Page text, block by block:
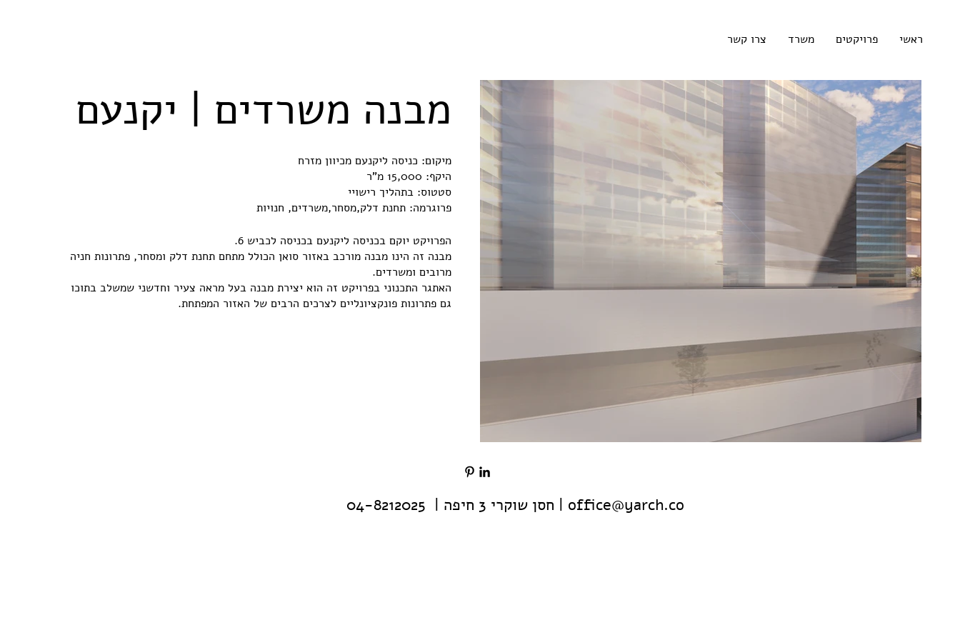
ראשי פרויקטים משרד צרו קשר
מבנה משרדים | יקנעם
מיקום: כניסה ליקנעם מכיוון מזרח
היקף: 15,000 מ"ר
סטטוס: בתהליך רישויי
פרוגרמה: תחנת דלק,מסחר,משרדים, חנויות
הפרויקט יוקם בכניסה ליקנעם בכניסה לכביש 6.
מבנה זה הינו מבנה מורכב באזור סואן הכולל מתחם תחנת דלק ומסחר, פתרונות חניה
מרובים ומשרדים.
האתגר התכנוני בפרויקט זה הוא יצירת מבנה בעל מראה צעיר וחדשני שמשלב בתוכו
גם פתרונות פונקציונליים לצרכים הרבים של האזור המפתחת.
office@yarch.co | חסן שוקרי 3 חיפה | 04-8212025